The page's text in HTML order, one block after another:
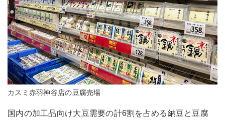
カスミ赤羽神谷店の豆腐売場
国内の加工品向け大豆需要の計6割を占める納豆と豆腐